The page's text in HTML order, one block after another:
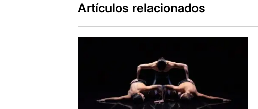
Artículos relacionados